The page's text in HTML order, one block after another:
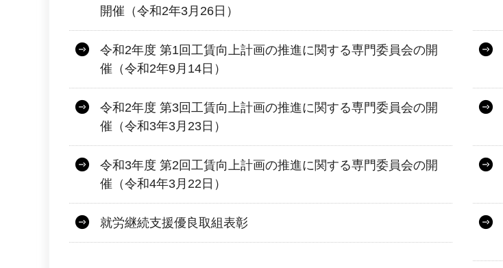
開催（令和2年3月26日）
令和2年度 第1回工賃向上計画の推進に関する専門委員会の開
催（令和2年9月14日）
令和2年度 第3回工賃向上計画の推進に関する専門委員会の開
催（令和3年3月23日）
令和3年度 第2回工賃向上計画の推進に関する専門委員会の開
催（令和4年3月22日）
就労継続支援優良取組表彰